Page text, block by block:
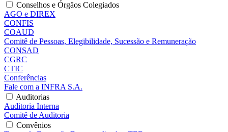
Conselhos e Órgãos Colegiados
AGO e DIREX
CONFIS
COAUD
Comitê de Pessoas, Elegibilidade, Sucessão e Remuneração
CONSAD
CGRC
CTIC
Conferências
Fale com a INFRA S.A.
Auditorias
Auditoria Interna
Comitê de Auditoria
Convênios